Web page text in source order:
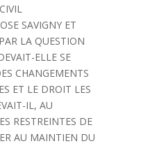
SAVIGNY ET
LA QUESTION
ELLE SE
CHANGEMENTS
ET LE DROIT LES
IL, AU
RESTREINTES DE
AU MAINTIEN DU